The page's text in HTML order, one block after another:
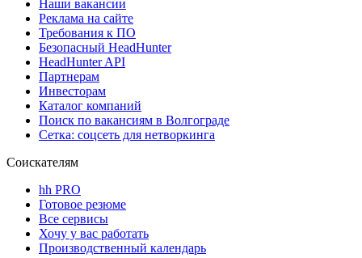
Наши вакансии
Реклама на сайте
Требования к ПО
Безопасный HeadHunter
HeadHunter API
Партнерам
Инвесторам
Каталог компаний
Поиск по вакансиям в Волгограде
Сетка: соцсеть для нетворкинга
Соискателям
hh PRO
Готовое резюме
Все сервисы
Хочу у вас работать
Производственный календарь